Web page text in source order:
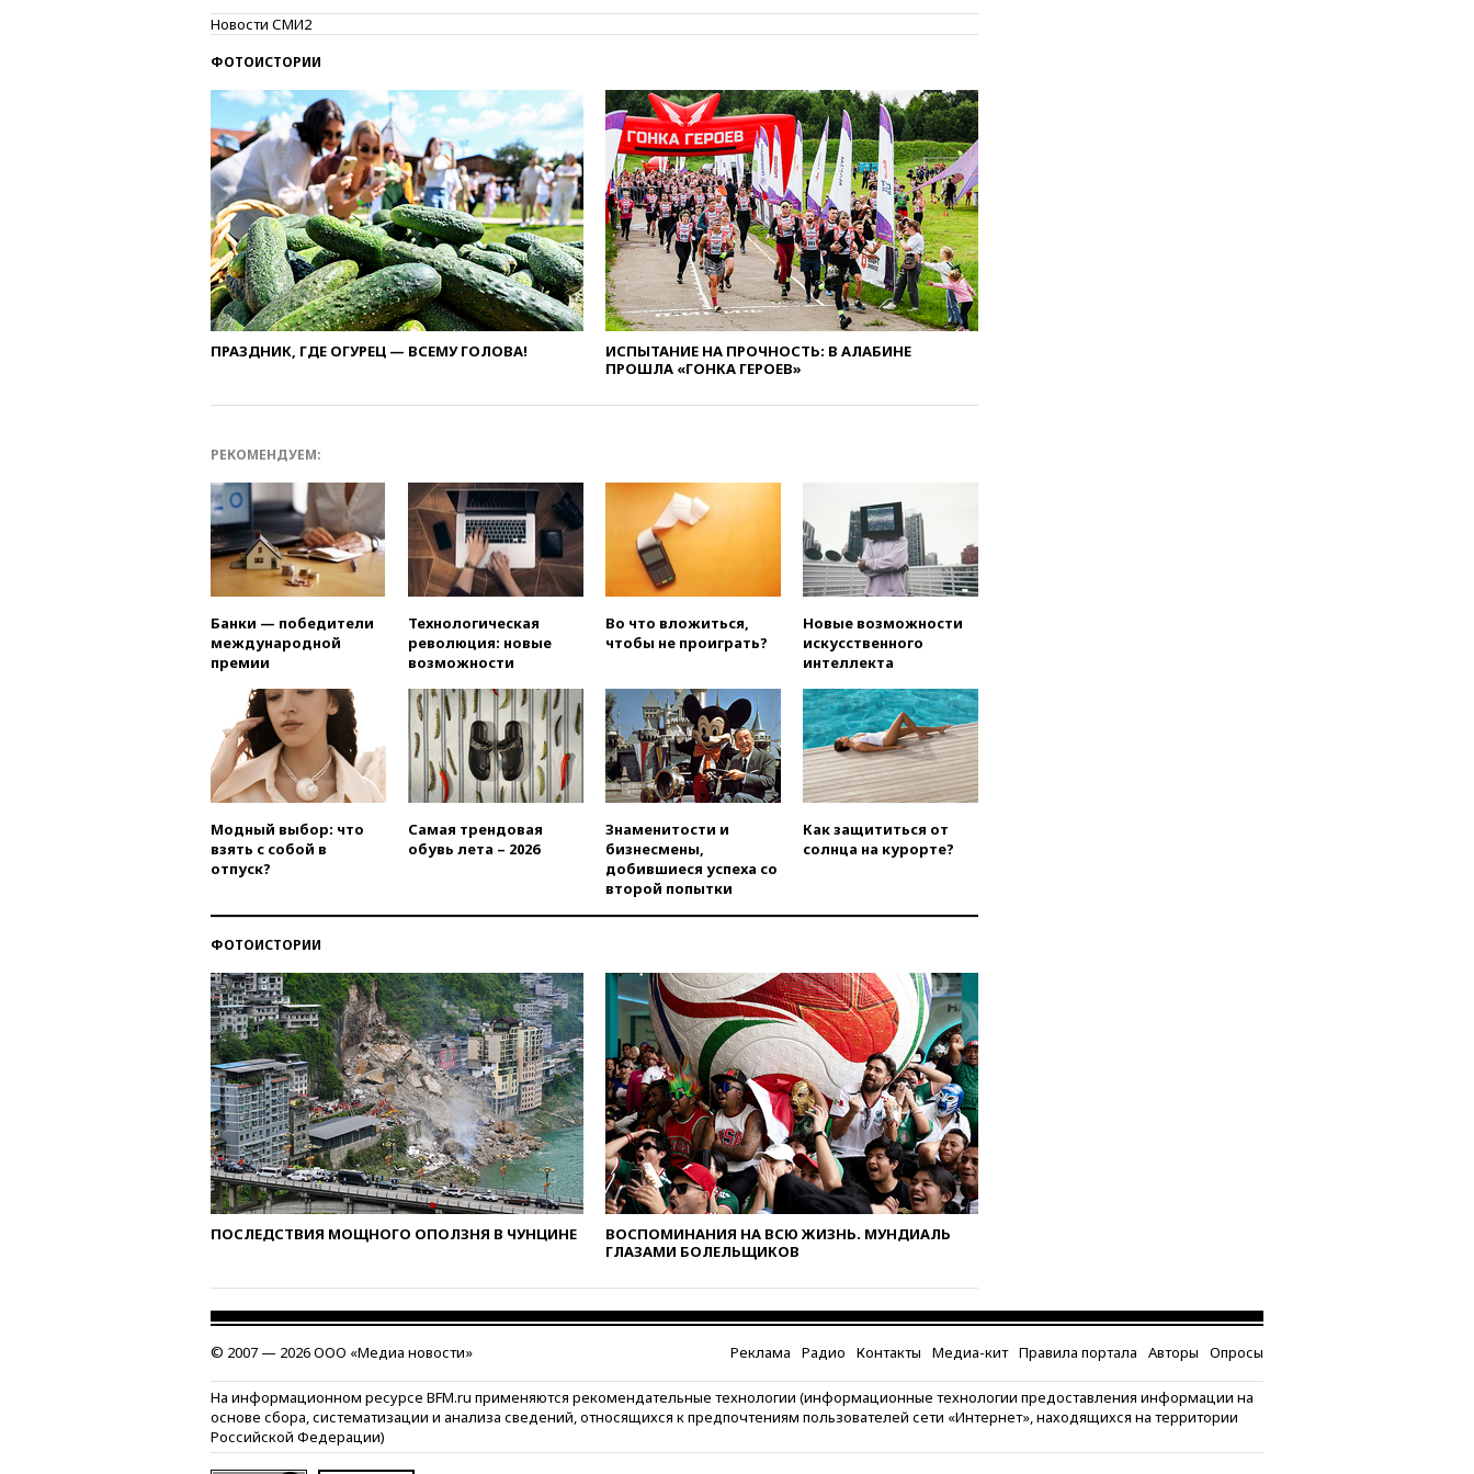
вчера, 20:35ПВО за 12 часов
сбила 200 украинских
вчера, 20:20Третий комплект
золотых медалей выиграли на
ЧЕ российские синхронистки
вчера, 20:15ТАСС: жизни
главы «Уралдронзавода»
после взрыва ничего не
угрожает
вчера, 20:08По всей Грузии
снова отключилось
электричество
вчера, 20:00Зеленский связал
дефицит ракет с попыткой
Запада принудить Киев к
выборов
вчера, 19:35
Памфилова
сообщила об омоложении
партийных списков на выборах
в Госдуму
прокомментировал первый
номер «Единой России» в
бюллетене
вчера, 19:15Путин обсудил с
Памфиловой подготовку к
единому дню голосования
вчера, 18:56Wildberries
отрицает перенос основной
вчера, 18:45 Крупнейший
склад маркетплейса Rozetka
вчера, 18:35Джаред Лето
обвинений в насилии
вчера, 18:28Выборы ректора
ГИТИСа перенесены на «после
1 ноября»
вчера, 18:15Путин указал на
нехватку врачей в
Белгородской области
вчера, 17:58ЕС отменил
временную защиту для
военнообязанных украинцев
вчера, 17:45 Шуваев сообщил
об учащении атак ВСУ на
вчера, 17:35Шуваев за два с
половиной месяца посетил
все округа Белгородской
вчера, 17:25Путин встретился
с врио губернатора
Новости СМИ2
ФОТОИСТОРИИ
ПРАЗДНИК, ГДЕ ОГУРЕЦ — ВСЕМУ ГОЛОВА!
ИСПЫТАНИЕ НА ПРОЧНОСТЬ: В АЛАБИНЕ
ПРОШЛА «ГОНКА ГЕРОЕВ»
РЕКОМЕНДУЕМ:
Банки — победители
международной
премии
Технологическая
революция: новые
возможности
Во что вложиться,
чтобы не проиграть?
Новые возможности
искусственного
интеллекта
Модный выбор: что
взять с собой в
отпуск?
Самая трендовая
обувь лета – 2026
Знаменитости и
бизнесмены,
добившиеся успеха со
второй попытки
Как защититься от
солнца на курорте?
ФОТОИСТОРИИ
ПОСЛЕДСТВИЯ МОЩНОГО ОПОЛЗНЯ В ЧУНЦИНЕ
ВОСПОМИНАНИЯ НА ВСЮ ЖИЗНЬ. МУНДИАЛЬ
ГЛАЗАМИ БОЛЕЛЬЩИКОВ
© 2007 — 2026 ООО «Медиа новости» Реклама Радио Контакты Медиа-кит Правила портала Авторы Опросы
На информационном ресурсе BFM.ru применяются рекомендательные технологии (информационные технологии предоставления информации на
основе сбора, систематизации и анализа сведений, относящихся к предпочтениям пользователей сети «Интернет», находящихся на территории
Российской Федерации)